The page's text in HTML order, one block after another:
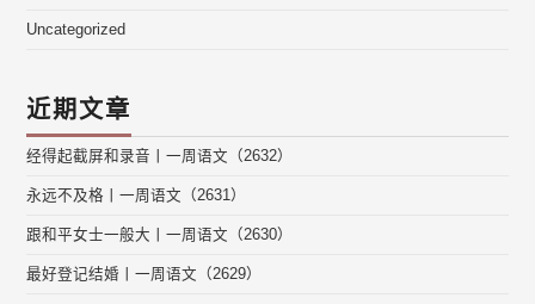
Uncategorized
近期文章
经得起截屏和录音丨一周语文（2632）
永远不及格丨一周语文（2631）
跟和平女士一般大丨一周语文（2630）
最好登记结婚丨一周语文（2629）